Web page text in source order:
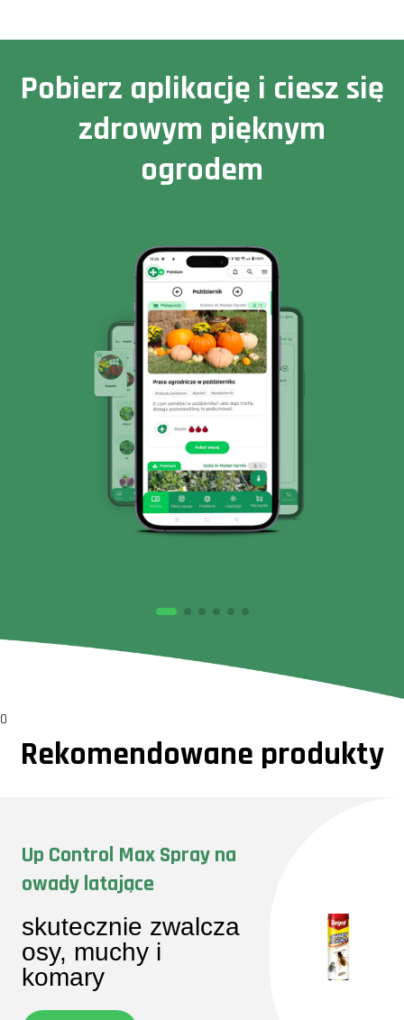
Pobierz aplikację i ciesz się
zdrowym pięknym
ogrodem
0
Rekomendowane produkty
Up Control Max Spray na
owady latające
skutecznie zwalcza
osy, muchy i
komary